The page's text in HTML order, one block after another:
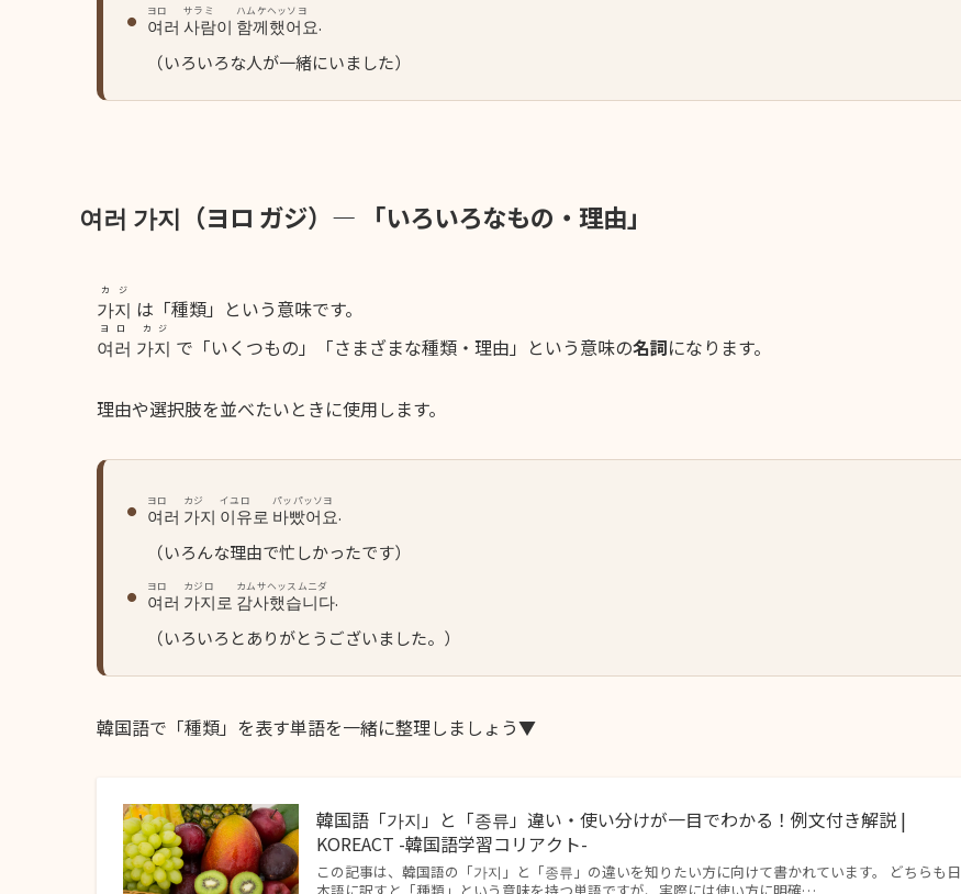
여러
ヨロ
사람이
サラミ
함께했어요
ハムケヘッソヨ
.
（いろいろな人が一緒にいました）
여러 가지（ヨロ ガジ）― 「いろいろなもの・理由」
가지
カジ
は「種類」という意味です。
여러 가지
ヨロ カジ
で「いくつもの」「さまざまな種類・理由」という意味の名詞になります。
理由や選択肢を並べたいときに使用します。
여러
ヨロ
가지
カジ
이유로
イユロ
바빴어요
パッパッソヨ
.
（いろんな理由で忙しかったです）
여러
ヨロ
가지로
カジロ
감사했습니다
カムサヘッスムニダ
.
（いろいろとありがとうございました。）
韓国語で「種類」を表す単語を一緒に整理しましょう▼
韓国語「가지」と「종류」違い・使い分けが一目でわかる！例文付き解説 |
KOREACT -韓国語学習コリアクト-
この記事は、韓国語の「가지」と「종류」の違いを知りたい方に向けて書かれています。 どちらも日